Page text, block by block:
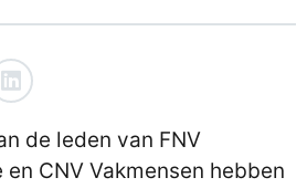
de leden van FNV
CNV Vakmensen hebben